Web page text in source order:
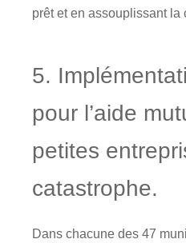
prêt et en assouplissant la
5.
pour l’aide
petites
catastrophe.
Dans chacune des 47